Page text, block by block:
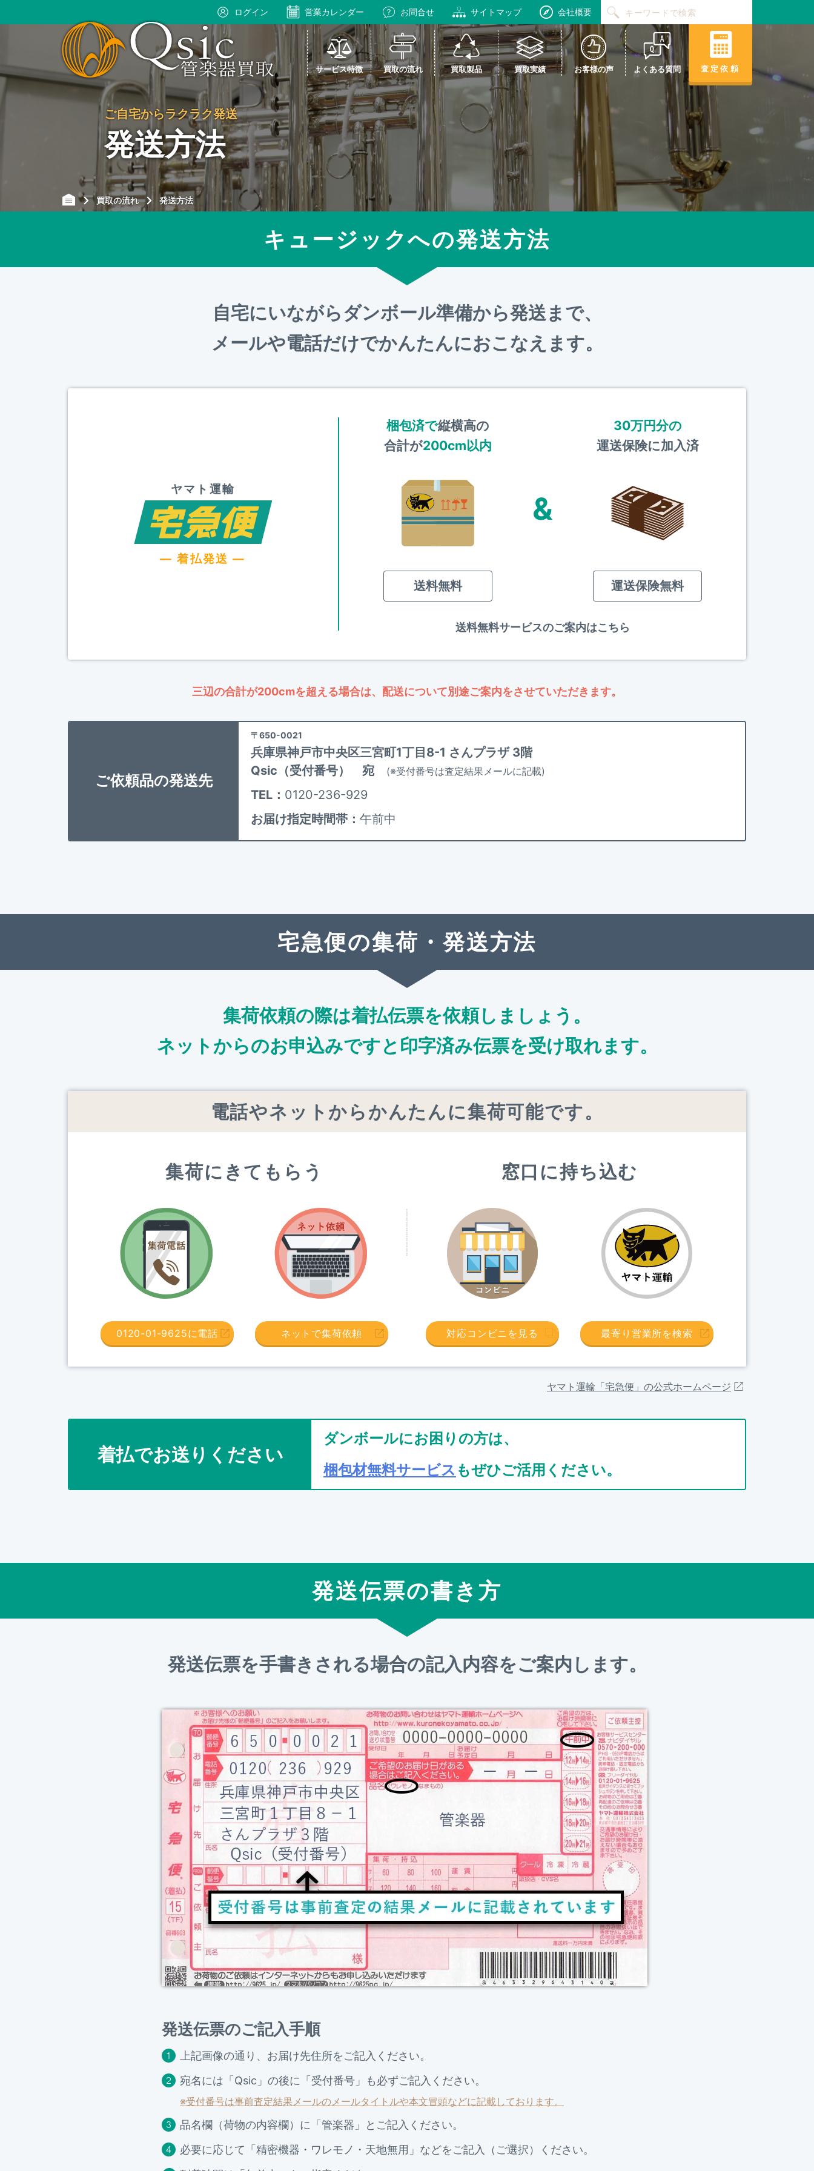
ログイン 営業カレンダー お問合せ サイトマップ 会社概要
サービス特徴 買取の流れ 買取製品 買取実績 お客様の声 よくある質問 査定依頼
ご自宅からラクラク発送
発送方法
買取の流れ 発送方法
キュージックへの発送方法
自宅にいながらダンボール準備から発送まで、
メールや電話だけでかんたんにおこなえます。
ヤマト運輸
梱包済で縦横高の
合計が200cm以内
送料無料
&
30万円分の
運送保険に加入済
運送保険無料
送料無料サービスのご案内はこちら
三辺の合計が200cmを超える場合は、配送について別途ご案内をさせていただきます。
ご依頼品の発送先
〒650-0021
兵庫県神戸市中央区三宮町1丁目8-1 さんプラザ 3階
Qsic（受付番号） 宛
(※受付番号は査定結果メールに記載)
TEL： 0120-236-929
お届け指定時間帯： 午前中
宅急便の集荷・発送方法
集荷依頼の際は着払伝票を依頼しましょう。
ネットからのお申込みですと印字済み伝票を受け取れます。
電話やネットからかんたんに集荷可能です。
集荷にきてもらう
0120-01-9625に電話 ネットで集荷依頼
窓口に持ち込む
対応コンビニを見る 最寄り営業所を検索
ヤマト運輸「宅急便」の公式ホームページ
着払でお送りください
ダンボールにお困りの方は、
梱包材無料サービス もぜひご活用ください。
発送伝票の書き方
発送伝票を手書きされる場合の記入内容をご案内します。
発送伝票のご記入手順
上記画像の通り、お届け先住所をご記入ください。
宛名には「Qsic」の後に「受付番号」も必ずご記入ください。
※受付番号は事前査定結果メールのメールタイトルや本文冒頭などに記載しております。
品名欄（荷物の内容欄）に「管楽器」とご記入ください。
必要に応じて「精密機器・ワレモノ・天地無用」などをご記入（ご選択）ください。